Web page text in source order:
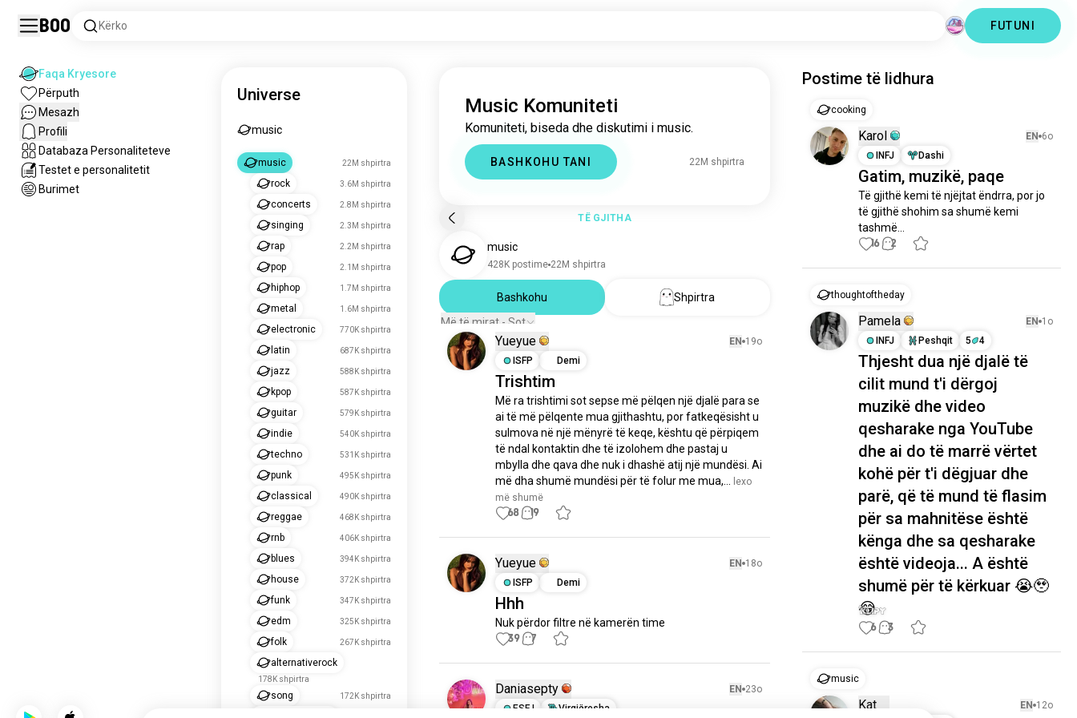
Boo Kërko FUTUNI
Faqa Kryesore
Përputh
Mesazh
Profili
Databaza Personaliteteve
Testet e personalitetit
Burimet
Universe
muzikë
muzikë 22M shpirtra
rrok 3.6M shpirtra
koncerte 2.8M shpirtra
këndim 2.3M shpirtra
rrep 2.2M shpirtra
pop 2.1M shpirtra
muzikëhiphop
1.7M shpirtra
rockalternativ
178K shpirtra
këngë
Music Komuniteti
Komuniteti, biseda dhe diskutimi i music.
BASHKOHU TANI 22M shpirtra
TË GJITHA
muzikë
428K postime 22M shpirtra
Bashkohu
Shpirtra
Më të mirat - Sot
Yueyue EN 19o
ISFP
Demi
Trishtim
Më ra trishtimi sot sepse më pëlqen një djalë para se
ai të më pëlqente mua gjithashtu, por fatkeqësisht u
sulmova në një mënyrë të keqe, kështu që përpiqem
të ndal kontaktin dhe të izolohem dhe pastaj u
mbylla dhe qava dhe nuk i dhashë atij një mundësi. Ai
më dha shumë mundësi për të folur me mua,...
lexo
më shumë
68 19
Yueyue EN 18o
ISFP
Demi
Hhh
Nuk përdor filtre në kamerën time
39 7
Daniasepty EN 23o
ESFJ
Virgjëresha
Postime të lidhura
gatim
Karol EN 6o
INFJ
Dashi
Gatim, muzikë, paqe
Të gjithë kemi të njëjtat ëndrra, por jo
të gjithë shohim sa shumë kemi
tashmë...
16 2
mendimiiditës
Pamela EN 1o
INFJ
Peshqit 5 4
Thjesht dua një djalë të
cilit mund t'i dërgoj
muzikë dhe video
qesharake nga YouTube
dhe ai do të marrë vërtet
kohë për t'i dëgjuar dhe
parë, që të mund të flasim
për sa mahnitëse është
kënga dhe sa qesharake
është videoja... A është
shumë për të kërkuar 😭🥹
😂
6 3
muzikë
Kat EN 12o